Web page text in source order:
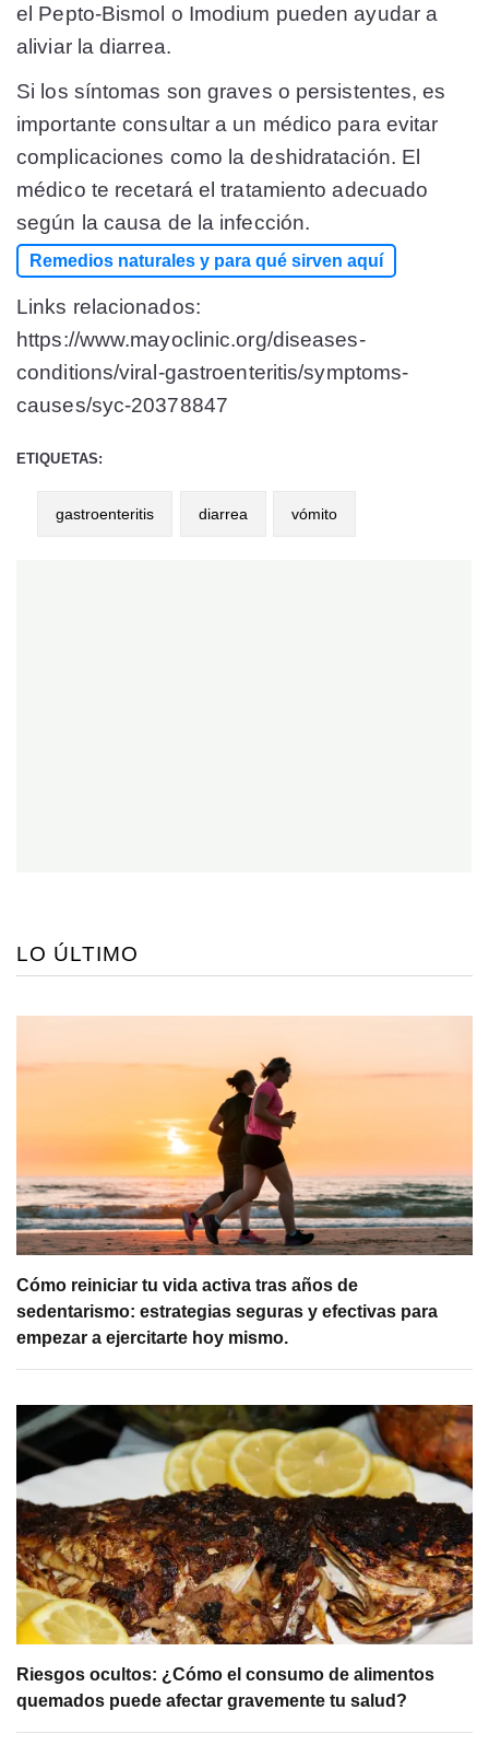
el Pepto-Bismol o Imodium pueden ayudar a
aliviar la diarrea.
Si los síntomas son graves o persistentes, es
importante consultar a un médico para evitar
complicaciones como la deshidratación. El
médico te recetará el tratamiento adecuado
según la causa de la infección.
Remedios naturales y para qué sirven aquí
Links relacionados:
https://www.mayoclinic.org/diseases-
conditions/viral-gastroenteritis/symptoms-
causes/syc-20378847
ETIQUETAS:
gastroenteritis diarrea vómito
LO ÚLTIMO
Cómo reiniciar tu vida activa tras años de
sedentarismo: estrategias seguras y efectivas para
empezar a ejercitarte hoy mismo.
Riesgos ocultos: ¿Cómo el consumo de alimentos
quemados puede afectar gravemente tu salud?